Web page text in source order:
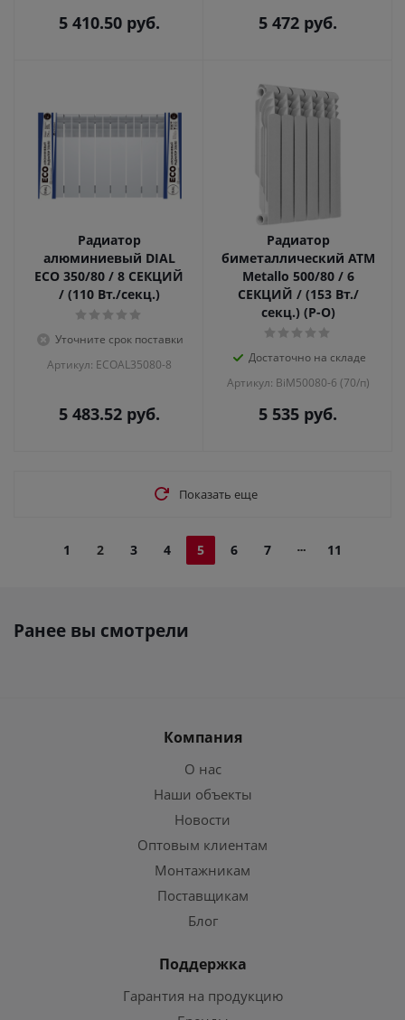
5 410.50руб. 5 472 руб.
Радиатор
алюминиевый DIAL
ECO 350/80 / 8 СЕКЦИЙ
/ (110 Вт./секц.)
Уточните срок поставки
Артикул: ECOAL35080-8
5 483.52руб.
Радиатор
биметаллический ATM
Metallo 500/80 / 6
СЕКЦИЙ / (153 Вт./
секц.) (Р-О)
Достаточно на складе
Артикул: BiM50080-6 (70/п)
5 535 руб.
Показать еще
1 2 3 4 5 6 7 11
Ранее вы смотрели
Компания
О нас
Наши объекты
Новости
Оптовым клиентам
Монтажникам
Поставщикам
Блог
Поддержка
Гарантия на продукцию